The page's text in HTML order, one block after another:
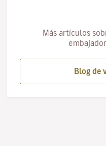
Más artículos
Blog de